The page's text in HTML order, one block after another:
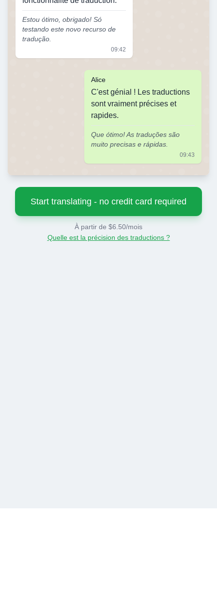
Estou ótimo, obrigado! Só
testando este novo recurso de
tradução.
09:42
Alice
C'est génial ! Les traductions
sont vraiment précises et
rapides.
Que ótimo! As traduções são
muito precisas e rápidas.
09:43
Start translating - no credit card required
À partir de $6.50/mois
Quelle est la précision des traductions ?